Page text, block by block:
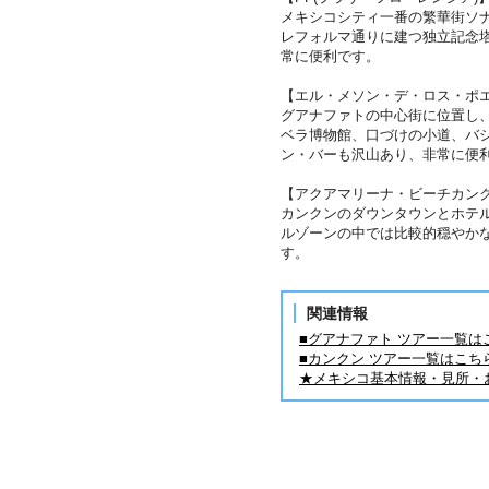
メキシコシティ一番の繁華街ソ
レフォルマ通りに建つ独立記念
常に便利です。
【エル・メソン・デ・ロス・ポ
グアナファトの中心街に位置し
ベラ博物館、口づけの小道、バ
ン・バーも沢山あり、非常に便
【アクアマリーナ・ビーチカ
カンクンのダウンタウンとホテ
ルゾーンの中では比較的穏やか
す。
関連情報
■グアナファト ツアー一覧は
■カンクン ツアー一覧はこち
★メキシコ基本情報・見所・